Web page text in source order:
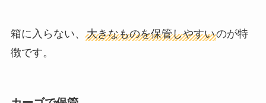
箱に入らない、 大きなものを保管しやすいのが特
徴です。